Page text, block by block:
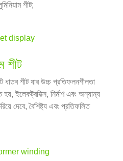
শীট;
শীট
ধাতব শীট যার উচ্চ প্রতিফলনশীলতা
ইলেকট্রনিক্স, নির্মাণ এবং অন্যান্য
দেবে, বৈশিষ্ট্য এবং প্রতিফলিত